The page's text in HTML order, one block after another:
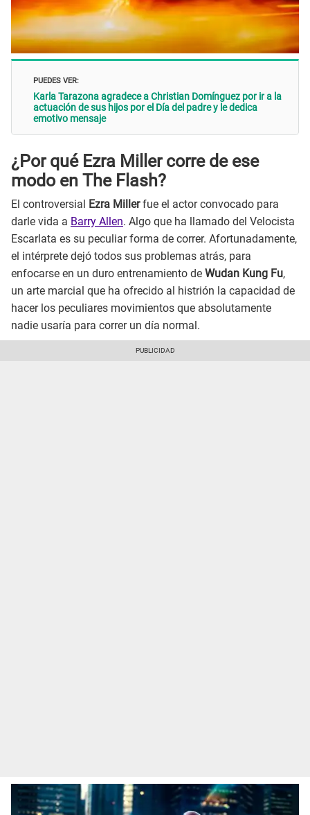
PUEDES VER:
Karla Tarazona agradece a Christian Domínguez por ir a la
actuación de sus hijos por el Día del padre y le dedica
emotivo mensaje
¿Por qué Ezra Miller corre de ese
modo en The Flash?
El controversial Ezra Millerfue el actor convocado para
darle vida a Barry Allen. Algo que ha llamado del Velocista
Escarlata es su peculiar forma de correr. Afortunadamente,
el intérprete dejó todos sus problemas atrás, para
enfocarse en un duro entrenamiento de Wudan Kung Fu,
un arte marcial que ha ofrecido al histrión la capacidad de
hacer los peculiares movimientos que absolutamente
nadie usaría para correr un día normal.